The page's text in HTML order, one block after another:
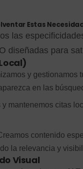
Estas
las
diseñadas para
y gestionamos
en las
y mantenemos citas
contenido
la relevancia y
Visual